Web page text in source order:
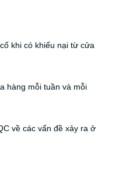
khi có khiếu nại từ cửa
hàng mỗi tuần và mỗi
về các vấn đề xảy ra ở